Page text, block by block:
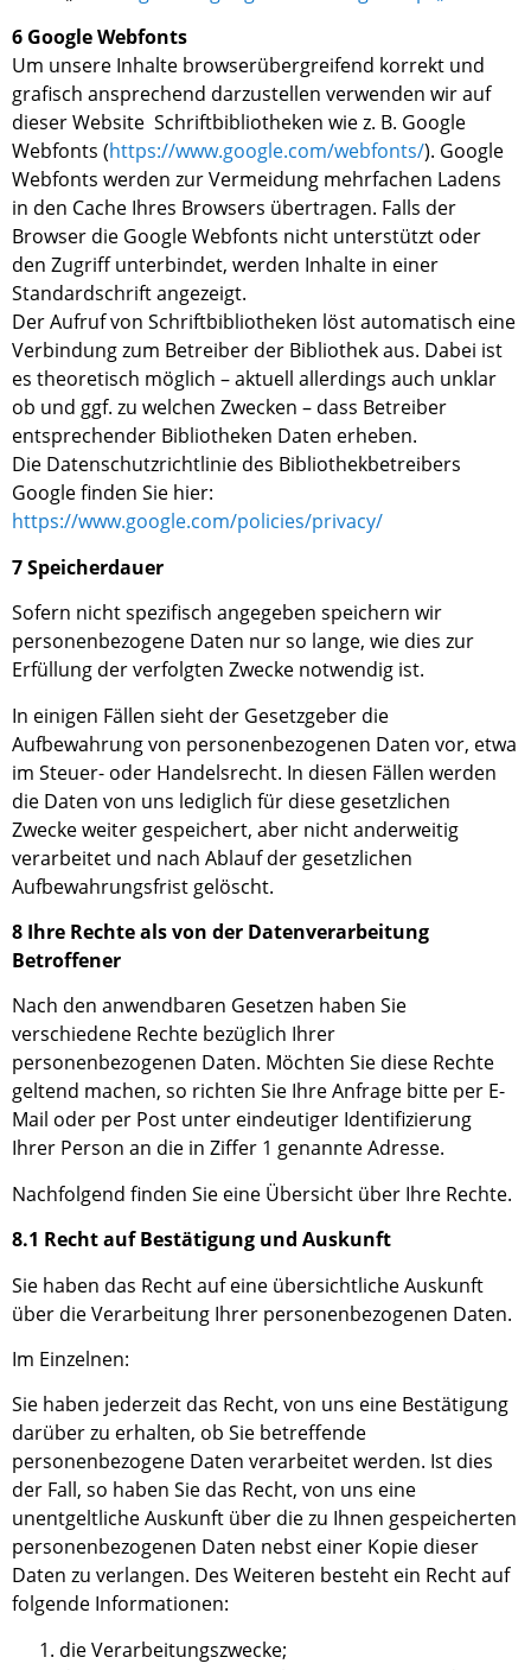
6 Google Webfonts
Um unsere Inhalte browserübergreifend korrekt und
grafisch ansprechend darzustellen verwenden wir auf
dieser Website Schriftbibliotheken wie z. B. Google
Webfonts (https://www.google.com/webfonts/). Google
Webfonts werden zur Vermeidung mehrfachen Ladens
in den Cache Ihres Browsers übertragen. Falls der
Browser die Google Webfonts nicht unterstützt oder
den Zugriff unterbindet, werden Inhalte in einer
Standardschrift angezeigt.
Der Aufruf von Schriftbibliotheken löst automatisch eine
Verbindung zum Betreiber der Bibliothek aus. Dabei ist
es theoretisch möglich – aktuell allerdings auch unklar
ob und ggf. zu welchen Zwecken – dass Betreiber
entsprechender Bibliotheken Daten erheben.
Die Datenschutzrichtlinie des Bibliothekbetreibers
Google finden Sie hier:
https://www.google.com/policies/privacy/
7 Speicherdauer
Sofern nicht spezifisch angegeben speichern wir
personenbezogene Daten nur so lange, wie dies zur
Erfüllung der verfolgten Zwecke notwendig ist.
In einigen Fällen sieht der Gesetzgeber die
Aufbewahrung von personenbezogenen Daten vor, etwa
im Steuer- oder Handelsrecht. In diesen Fällen werden
die Daten von uns lediglich für diese gesetzlichen
Zwecke weiter gespeichert, aber nicht anderweitig
verarbeitet und nach Ablauf der gesetzlichen
Aufbewahrungsfrist gelöscht.
8 Ihre Rechte als von der Datenverarbeitung
Betroffener
Nach den anwendbaren Gesetzen haben Sie
verschiedene Rechte bezüglich Ihrer
personenbezogenen Daten. Möchten Sie diese Rechte
geltend machen, so richten Sie Ihre Anfrage bitte per E-
Mail oder per Post unter eindeutiger Identifizierung
Ihrer Person an die in Ziffer 1 genannte Adresse.
Nachfolgend finden Sie eine Übersicht über Ihre Rechte.
8.1 Recht auf Bestätigung und Auskunft
Sie haben das Recht auf eine übersichtliche Auskunft
über die Verarbeitung Ihrer personenbezogenen Daten.
Im Einzelnen:
Sie haben jederzeit das Recht, von uns eine Bestätigung
darüber zu erhalten, ob Sie betreffende
personenbezogene Daten verarbeitet werden. Ist dies
der Fall, so haben Sie das Recht, von uns eine
unentgeltliche Auskunft über die zu Ihnen gespeicherten
personenbezogenen Daten nebst einer Kopie dieser
Daten zu verlangen. Des Weiteren besteht ein Recht auf
folgende Informationen:
die Verarbeitungszwecke;